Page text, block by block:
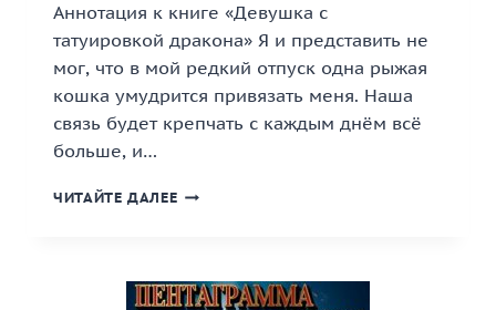
Аннотация к книге «Девушка с
татуировкой дракона» Я и представить не
мог, что в мой редкий отпуск одна рыжая
кошка умудрится привязать меня. Наша
связь будет крепчать с каждым днём всё
больше, и…
ЧИТАЙТЕ ДАЛЕЕ «ДЕВУШКА
КНИГА